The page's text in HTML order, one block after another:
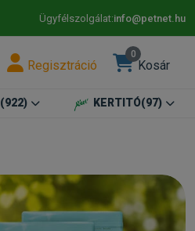
Ügyfélszolgálat:info@petnet.hu
Regisztráció
0
Kosár
(922) KERTITÓ(97)